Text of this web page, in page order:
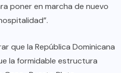
poner en marcha de nuevo
que la República Dominicana
la formidable estructura